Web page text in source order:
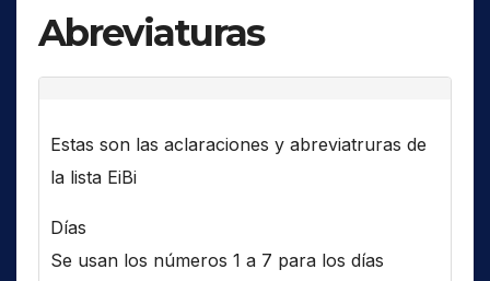
Abreviaturas
Estas son las aclaraciones y abreviatruras de
la lista EiBi
Días
Se usan los números 1 a 7 para los días